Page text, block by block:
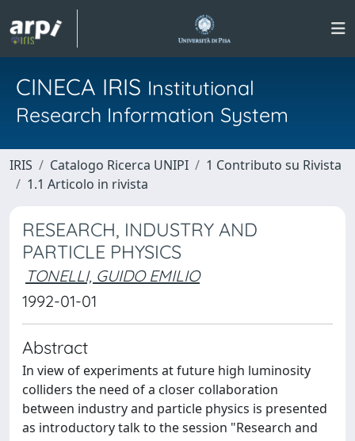
CINECA IRIS Institutional
Research Information System
IRIS Catalogo Ricerca UNIPI
1 Contributo su Rivista
1.1 Articolo in rivista
RESEARCH, INDUSTRY AND
PARTICLE PHYSICS
TONELLI, GUIDO EMILIO
1992-01-01
Abstract
In view of experiments at future high luminosity
colliders the need of a closer collaboration
between industry and particle physics is presented
as introductory talk to the session "Research and